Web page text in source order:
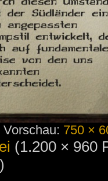
750 ×
(1.200 × 960